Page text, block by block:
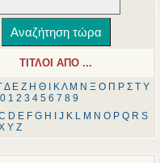
ΤΙΤΛΟΙ ΑΠΟ ...
Δ Ε Ζ Η Θ ΚΛ Μ Ν Ξ Ο Π Ρ Σ Τ Υ
0 1 2 3 4 5 6 7 8 9
D E F G H J K L M N O P Q R S
Y Z